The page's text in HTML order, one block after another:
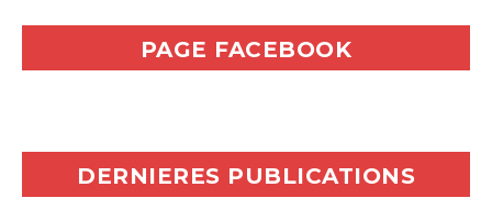
PAGE FACEBOOK
DERNIERES PUBLICATIONS